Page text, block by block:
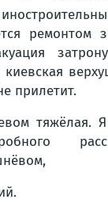
ремонтом
прилетит.
тяжёлая.